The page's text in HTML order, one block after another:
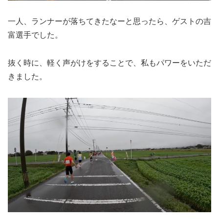
一人、ランナーが落ちてきたなーと思ったら、ゲストの吉
富選手でした。
抜く時に、軽く声がけをすることで、私もパワーをいただ
きました。